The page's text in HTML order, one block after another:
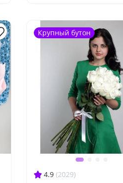
4.9 (2029)
Крупный бутон